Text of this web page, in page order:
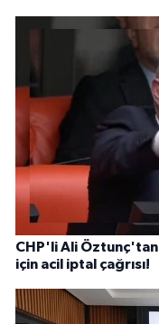
CHP'li Ali
için acil iptal çağrısı!